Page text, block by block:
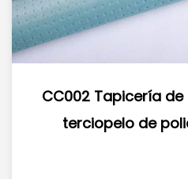
sofá en relieve de
holandés